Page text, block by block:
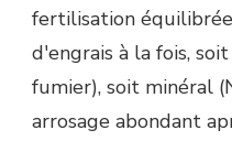
fertilisation
d'engrais à la fois,
fumier), soit minéral
arrosage abondant